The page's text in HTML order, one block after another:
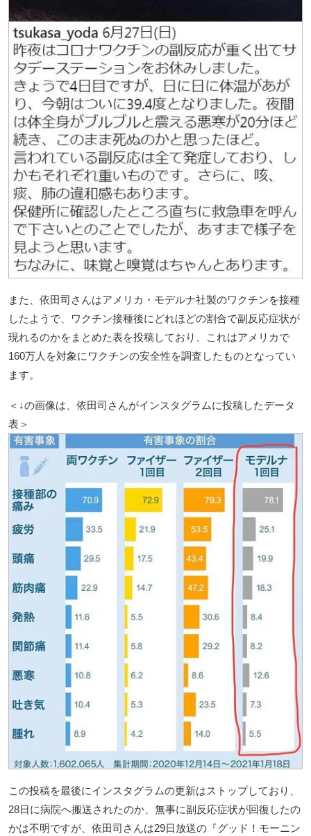
また、依田司さんはアメリカ・モデルナ社製のワクチンを接種
したようで、ワクチン接種後にどれほどの割合で副反応症状が
現れるのかをまとめた表を投稿しており、これはアメリカで
160万人を対象にワクチンの安全性を調査したものとなってい
ます。
＜↓の画像は、依田司さんがインスタグラムに投稿したデータ
表＞
この投稿を最後にインスタグラムの更新はストップしており、
28日に病院へ搬送されたのか、無事に副反応症状が回復したの
かは不明ですが、依田司さんは29日放送の『グッド！モーニン